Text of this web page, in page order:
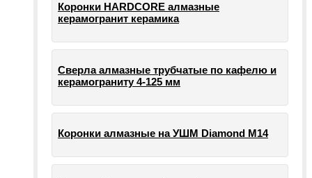
Коронки HARDCORE алмазные
керамогранит керамика
Сверла алмазные трубчатые по кафелю и
керамограниту 4-125 мм
Коронки алмазные на УШМ Diamond М14